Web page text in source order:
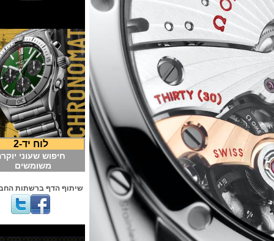
לוח יד-2
חיפוש שעוני יוקרה
משומשים
שיתוף הדף ברשתות החברתיות